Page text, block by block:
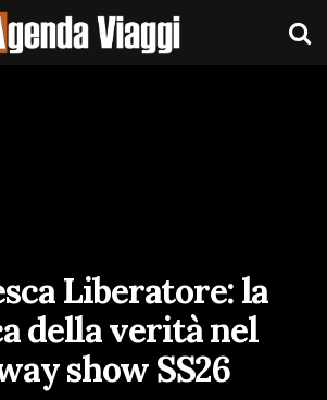
Liberatore: la
della verità nel
show SS26